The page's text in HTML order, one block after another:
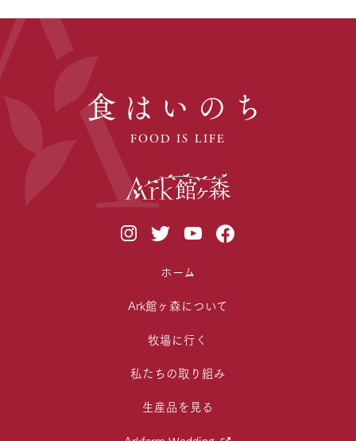
食はいのち
FOOD IS LIFE
ホーム
Ark館ヶ森について
牧場に行く
私たちの取り組み
生産品を見る